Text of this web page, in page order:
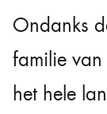
Ondanks
familie van
het hele